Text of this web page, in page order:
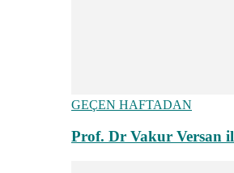
GEÇEN HAFTADAN
Prof. Dr Vakur Versan